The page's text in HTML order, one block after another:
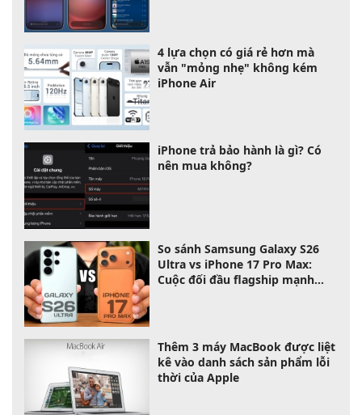
4 lựa chọn có giá rẻ hơn mà
vẫn "mỏng nhẹ" không kém
iPhone Air
iPhone trả bảo hành là gì? Có
nên mua không?
So sánh Samsung Galaxy S26
Ultra vs iPhone 17 Pro Max:
Cuộc đối đầu flagship mạnh
Thêm 3 máy MacBook được liệt
kê vào danh sách sản phẩm lỗi
thời của Apple